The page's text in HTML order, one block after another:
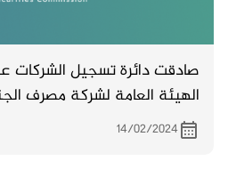
صادقت دائرة تسجيل الشركات
والتمويل والمنعقد بتاريخ 24/8/2023
14/02/2024